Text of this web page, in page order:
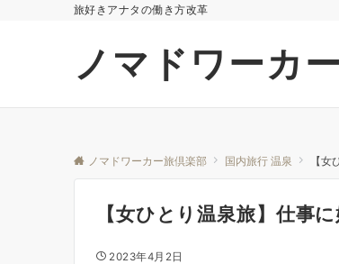
旅好きアナタの働き方改革
ノマドワーカ
ノマドワーカー旅倶楽部 国内旅行 温泉 【
【女ひとり温泉旅】仕事
2023年4月2日